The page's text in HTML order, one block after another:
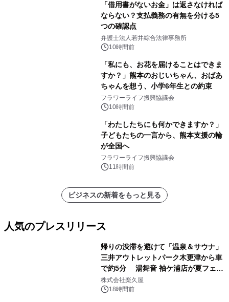
「借用書がないお金」は返さなければ
ならない？支払義務の有無を分ける5
つの確認点
弁護士法人若井綜合法律事務所
10時間前
「私にも、お花を届けることはできま
すか？」熊本のおじいちゃん、おばあ
ちゃんを想う、小学6年生との約束
フラワーライフ振興協議会
10時間前
「わたしたちにも何かできますか？」
子どもたちの一言から、熊本支援の輪
が全国へ
フラワーライフ振興協議会
11時間前
ビジネスの新着をもっと見る
人気のプレスリリース
帰りの渋滞を避けて「温泉＆サウナ」
三井アウトレットパーク木更津から車
で約5分 湯舞音 袖ケ浦店が夏フェア
メニューを提供
株式会社楽久屋
18時間前